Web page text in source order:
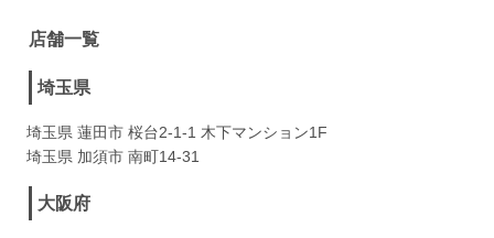
店舗一覧
埼玉県
埼玉県 蓮田市 桜台2-1-1 木下マンション1F
埼玉県 加須市 南町14-31
大阪府